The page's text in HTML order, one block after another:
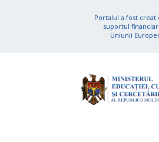
Portalul a fost creat
suportul financiar
Uniunii